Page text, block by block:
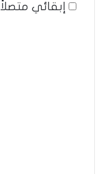
إبقائي متصلاً